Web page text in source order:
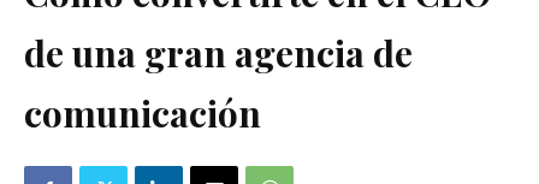
de una gran agencia de
comunicación